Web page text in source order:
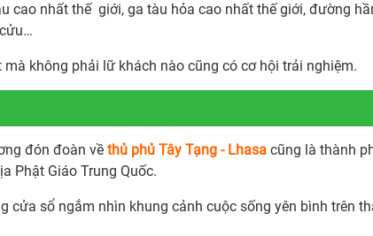
cao nhất thế giới, ga tàu hỏa cao nhất thế giới, đường
không phải lữ khách nào cũng có cơ hội trải nghiệm.
đón đoàn về thủ phủ Tây Tạng - Lhasa cũng là thành
Phật Giáo Trung Quốc.
cửa sổ ngắm nhìn khung cảnh cuộc sống yên bình trên